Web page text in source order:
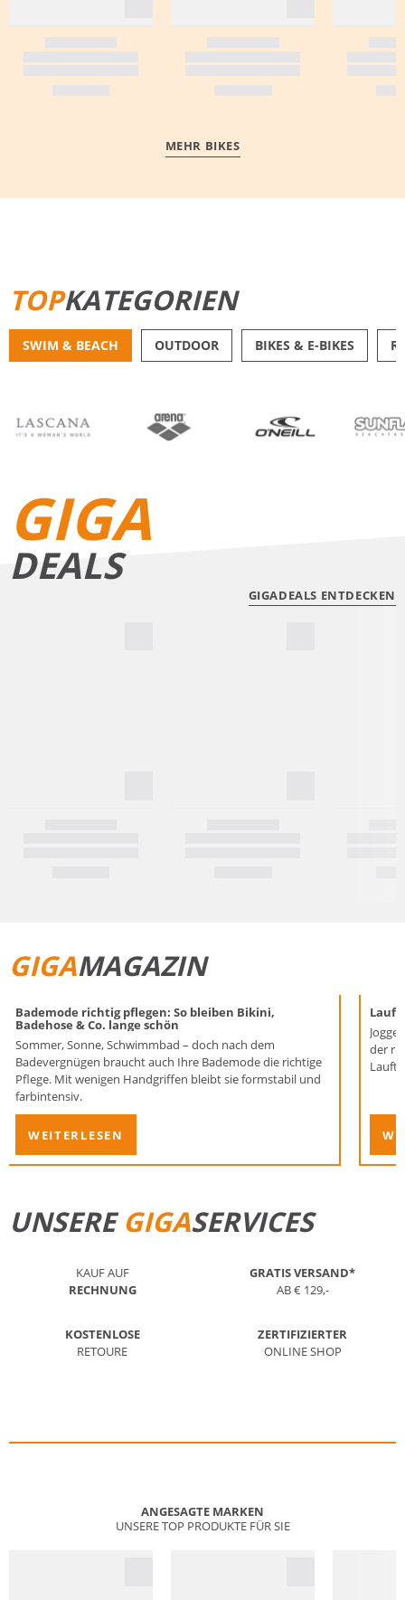
MEHR BIKES
TOPKATEGORIEN
SWIM & BEACH OUTDOOR BIKES & E-BIKES
GIGA
DEALS
GIGADEALS ENTDECKEN
GIGAMAGAZIN
Bademode richtig pflegen: So bleiben Bikini,
Badehose & Co. lange schön
Sommer, Sonne, Schwimmbad – doch nach dem
Badevergnügen braucht auch Ihre Bademode die richtige
Pflege. Mit wenigen Handgriffen bleibt sie formstabil und
farbintensiv.
WEITERLESEN
der
UNSEREGIGASERVICES
KAUF AUF
RECHNUNG
GRATIS VERSAND*
AB € 129,-
KOSTENLOSE
RETOURE
ZERTIFIZIERTER
ONLINE SHOP
ANGESAGTE MARKEN
UNSERE TOP PRODUKTE FÜR SIE